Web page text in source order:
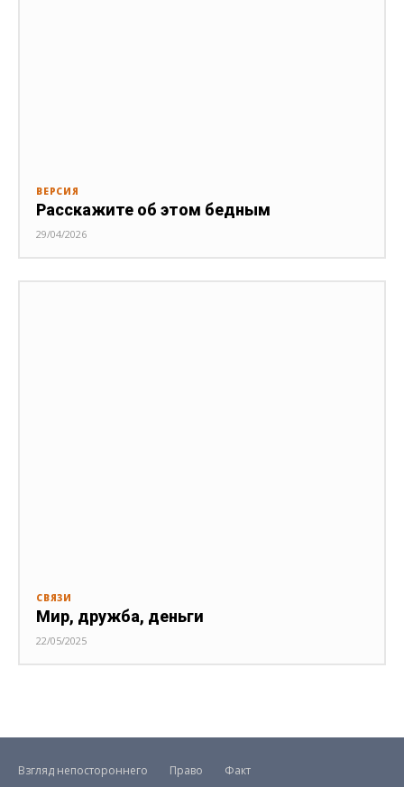
ВЕРСИЯ
Расскажите об этом бедным
29/04/2026
СВЯЗИ
Мир, дружба, деньги
22/05/2025
Взгляд непостороннего Право Факт